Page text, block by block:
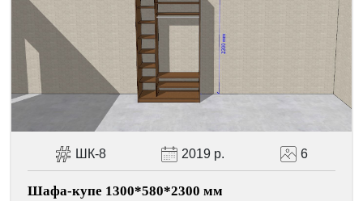
ШК-8 2019 р. 6
Шафа-купе 1300*580*2300 мм